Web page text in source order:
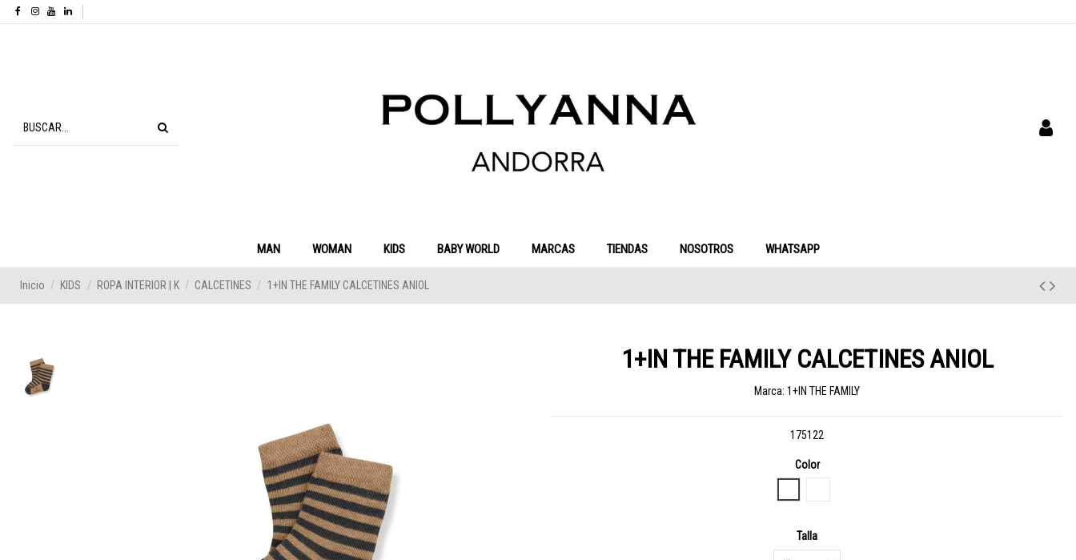
MAN WOMAN KIDS BABY WORLD MARCAS TIENDAS NOSOTROS WHATSAPP
Inicio KIDS ROPA INTERIOR | K CALCETINES 1+IN THE FAMILY CALCETINES ANIOL
1+IN THE FAMILY CALCETINES ANIOL
Marca: 1+IN THE FAMILY
175122
Color
Talla